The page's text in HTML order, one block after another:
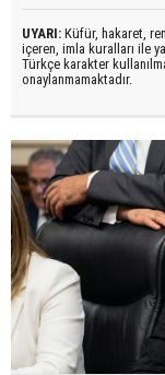
UYARI: Küfür, hakaret,
içeren, imla kuralları ile
Türkçe karakter
onaylanmamaktadır.